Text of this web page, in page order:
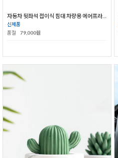
신제품
품절
79,000원